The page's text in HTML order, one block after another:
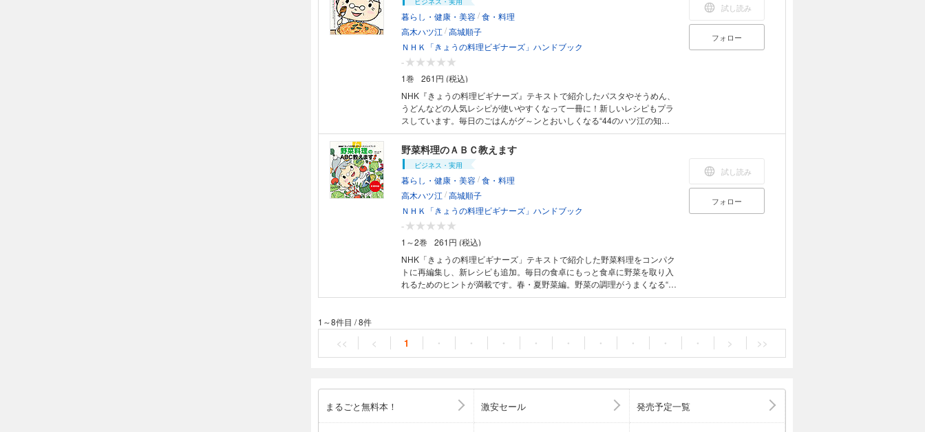
暮らし・健康・美容/食・料理
高木ハツ江 /高城順子
ＮＨＫ「きょうの料理ビギナーズ」ハンドブック
-
1巻
261円 (税込)
NHK『きょうの料理ビギナーズ』テキストで紹介したパスタやそうめん、
うどんなどの人気レシピが使いやすくなって一冊に！新しいレシピもプラ
スしています。毎日のごはんがグ～ンとおいしくなる“44のハツ江の知
恵”付き。 【掲載レシピの例】アーリオ・オーリオ・ペペロンチーノ／シ
ーフードミックスのトマトソース／パスタ／ミートソースパスタ／うにと
のりの和風パスタ／ショートパスタのミートソースグラタン／あさり缶の
ミネストローネ／いかとたらこのパスタ／刻みきつねうどん／豚肉と野菜
のカレーうどん／豚肉とキャベツの焼きうどん／豚肉と野菜の炒めそうめ
ん／しめじの卵とじそば／牛肉とチンゲンサイのオイスターソース焼きそ
ば／豚肉と野菜炒めラーメン／焼き豚とねぎのっけラーメン ほか ※カラ
試し読み
フォロー
野菜料理のＡＢＣ教えます
ビジネス・実用
暮らし・健康・美容/食・料理
高木ハツ江 /高城順子
ＮＨＫ「きょうの料理ビギナーズ」ハンドブック
-
1～2巻
261円 (税込)
NHK「きょうの料理ビギナーズ」テキストで紹介した野菜料理をコンパク
トに再編集し、新レシピも追加。毎日の食卓にもっと食卓に野菜を取り入
れるためのヒントが満載です。春・夏野菜編。野菜の調理がうまくなる“ハ
ツ江の知恵”付き！ 【掲載レシピの例】 春キャベツのみそあえ／ゆでじゃ
りの酢みそあえ／にらの卵とじ／トマトと卵の炒め物／焼きなす／たたき
きゅうりの酢の物／ピーマンの肉詰め焼き／ゴーヤーと豆腐の炒め物／枝
豆とじゃこのかき揚げ ほか ※カラーコンテンツです。モノクロ端末など
試し読み
フォロー
1～8件目 /8件
<< < 1 ・ ・ ・ ・ ・ ・ ・ ・ ・ > >>
まるごと無料本！ 激安セール 発売予定一覧